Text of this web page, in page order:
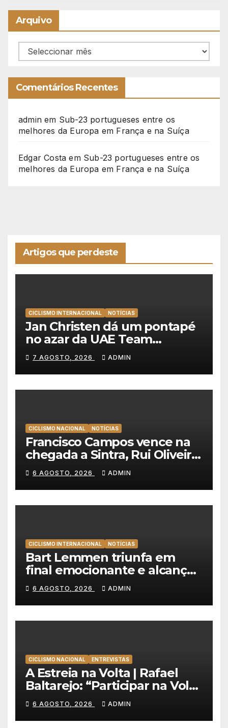
Arquivo
Arquivo
Comentários Recentes
admin em Sub-23 portugueses entre os
melhores da Europa em França e na Suíça
Edgar Costa em Sub-23 portugueses entre os
melhores da Europa em França e na Suíça
Artigos que perdeste
CICLISMO INTERNACIONAL NOTÍCIAS
Jan Christen dá um pontapé
no azar da UAE Team
Emirates e vence na Volta a
Polónia
7 AGOSTO, 2026 ADMIN
CICLISMO NACIONAL NOTÍCIAS
Francisco Campos vence na
chegada a Sintra, Rui Oliveira
veste de amarelo na Volta a
Portugal
6 AGOSTO, 2026 ADMIN
CICLISMO INTERNACIONAL NOTÍCIAS
Bart Lemmen triunfa em
final emocionante e alcança
a primeira vitória da carreira
na Volta à Polónia
6 AGOSTO, 2026 ADMIN
CICLISMO NACIONAL ENTREVISTAS
A Estreia na Volta | Rafael
Baltarejo: “Participar na Volta
a Portugal é o sonho de
qualquer ciclista”
6 AGOSTO, 2026 ADMIN